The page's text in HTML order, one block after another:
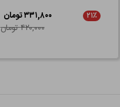
۲۱٪
۳۳۱,۸۰۰ تومان
۴۲۰,۰۰۰ تومان